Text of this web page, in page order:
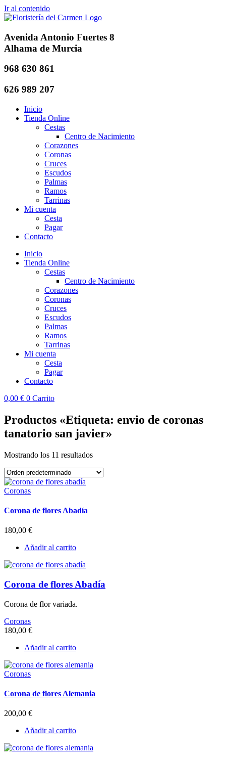
Ir al contenido
Avenida Antonio Fuertes 8
Alhama de Murcia
968 630 861
626 989 207
Inicio
Tienda Online
Cestas
Centro de Nacimiento
Corazones
Coronas
Cruces
Escudos
Palmas
Ramos
Tarrinas
Mi cuenta
Cesta
Pagar
Contacto
Inicio
Tienda Online
Cestas
Centro de Nacimiento
Corazones
Coronas
Cruces
Escudos
Palmas
Ramos
Tarrinas
Mi cuenta
Cesta
Pagar
Contacto
0,00 € 0 Carrito
Productos «Etiqueta: envio de coronas
tanatorio san javier»
Mostrando los 11 resultados
Coronas
Corona de flores Abadía
180,00 €
Añadir al carrito
Corona de flores Abadía
Corona de flor variada.
Coronas
180,00 €
Añadir al carrito
Coronas
Corona de flores Alemania
200,00 €
Añadir al carrito